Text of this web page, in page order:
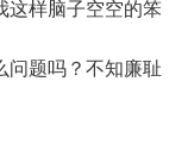
样脑子空空的笨
问题吗？不知廉耻